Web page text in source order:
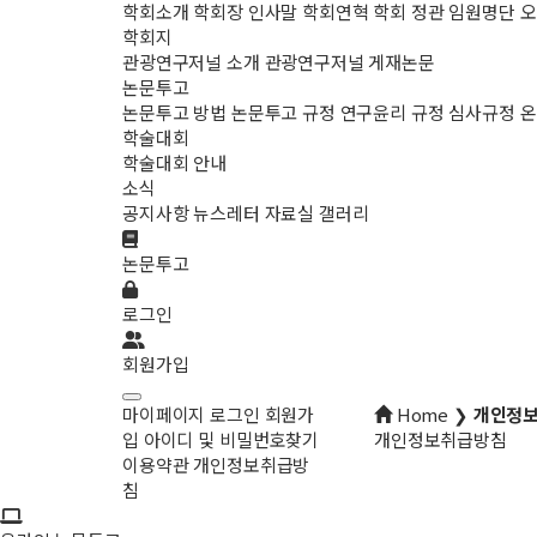
학회소개 학회장 인사말 학회연혁 학회 정관 임원명단
학회지
관광연구저널 소개 관광연구저널 게재논문
논문투고
논문투고 방법 논문투고 규정 연구윤리 규정 심사규정
학술대회
학술대회 안내
소식
공지사항뉴스레터 자료실 갤러리
논문투고
로그인
회원가입
마이페이지 로그인 회원가
입 아이디 및 비밀번호찾기
이용약관개인정보취급방
침
Home ❯ 개인정
개인정보취급방침